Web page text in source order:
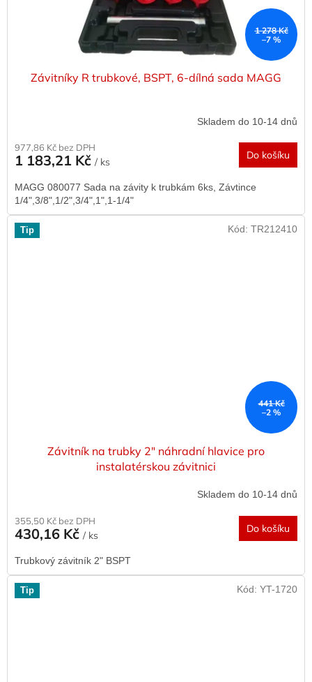
1 278 Kč
–7 %
Závitníky R trubkové, BSPT, 6-dílná sada MAGG
Skladem do 10-14 dnů
977,86 Kč bez DPH
1 183,21 Kč / ks
Do košíku
MAGG 080077 Sada na závity k trubkám 6ks, Závtince
1/4",3/8",1/2",3/4",1",1-1/4"
Tip
441 Kč
–2 %
Závitník na trubky 2" náhradní hlavice pro
instalatérskou závitnici
Skladem do 10-14 dnů
355,50 Kč bez DPH
430,16 Kč / ks
Do košíku
Trubkový závitník 2" BSPT
Kód: TR212410
Tip Kód: YT-1720